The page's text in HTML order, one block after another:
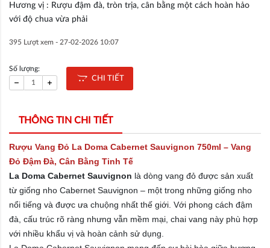
Hương vị : Rượu đậm đà, tròn trịa, cân bằng một cách hoàn hảo
với độ chua vừa phải
395 Lượt xem - 27-02-2026 10:07
Số lượng:
CHI TIẾT
THÔNG TIN CHI TIẾT
Rượu Vang Đỏ La Doma Cabernet Sauvignon 750ml – Vang
Đỏ Đậm Đà, Cân Bằng Tinh Tế
La Doma Cabernet Sauvignon là dòng vang đỏ được sản xuất
từ giống nho Cabernet Sauvignon – một trong những giống nho
nổi tiếng và được ưa chuộng nhất thế giới. Với phong cách đậm
đà, cấu trúc rõ ràng nhưng vẫn mềm mại, chai vang này phù hợp
với nhiều khẩu vị và hoàn cảnh sử dụng.